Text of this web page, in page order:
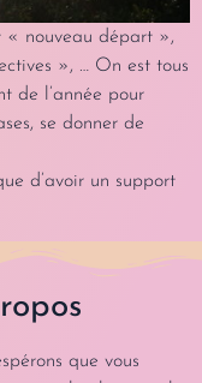
nouveau départ »,
», … On est tous
de l’année pour
se donner de
d’avoir un support
que vous